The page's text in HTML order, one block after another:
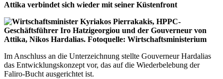
Attika verbindet sich wieder mit seiner Küstenfront
Im Anschluss an die Unterzeichnung stellte Gouverneur Hardalias
das Entwicklungskonzept vor, das auf die Wiederbelebung der
Faliro-Bucht ausgerichtet ist.